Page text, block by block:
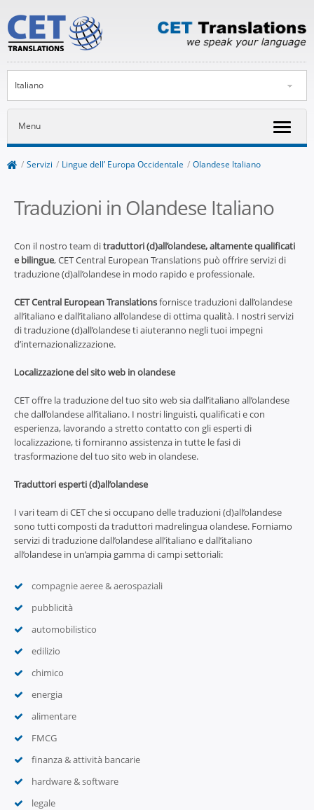
Italiano
Menu
/ Servizi / Lingue dell’ Europa Occidentale / Olandese Italiano
Traduzioni in Olandese Italiano
Con il nostro team ditraduttori (d)all’olandese, altamente qualificati
e bilingue, CET Central European Translations può offrire servizi di
traduzione (d)all’olandese in modo rapido e professionale.
CET Central European Translationsfornisce traduzioni dall’olandese
all’italiano e dall’italiano all’olandese di ottima qualità. I nostri servizi
di traduzione (d)all’olandese ti aiuteranno negli tuoi impegni
d’internazionalizzazione.
Localizzazione del sito web in olandese
CET offre la traduzione del tuo sito web sia dall’italiano all’olandese
che dall’olandese all’italiano. I nostri linguisti, qualificati e con
esperienza, lavorando a stretto contatto con gli esperti di
localizzazione, ti forniranno assistenza in tutte le fasi di
trasformazione del tuo sito web in olandese.
Traduttori esperti (d)all’olandese
I vari team di CET che si occupano delle traduzioni (d)all’olandese
sono tutti composti da traduttori madrelingua olandese. Forniamo
servizi di traduzione dall’olandese all’italiano e dall’italiano
all’olandese in un’ampia gamma di campi settoriali:
compagnie aeree & aerospaziali
pubblicità
automobilistico
edilizio
chimico
energia
alimentare
FMCG
finanza & attività bancarie
hardware & software
legale